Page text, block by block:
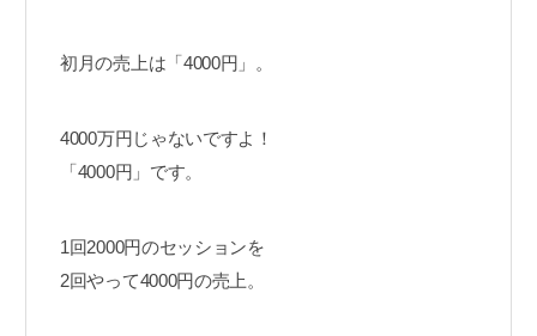
初月の売上は「4000円」。
4000万円じゃないですよ！
「4000円」です。
1回2000円のセッションを
2回やって4000円の売上。